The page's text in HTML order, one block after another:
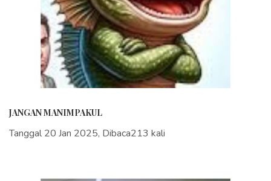
JANGAN MANIMPAKUL
Tanggal 20 Jan 2025, Dibaca213 kali